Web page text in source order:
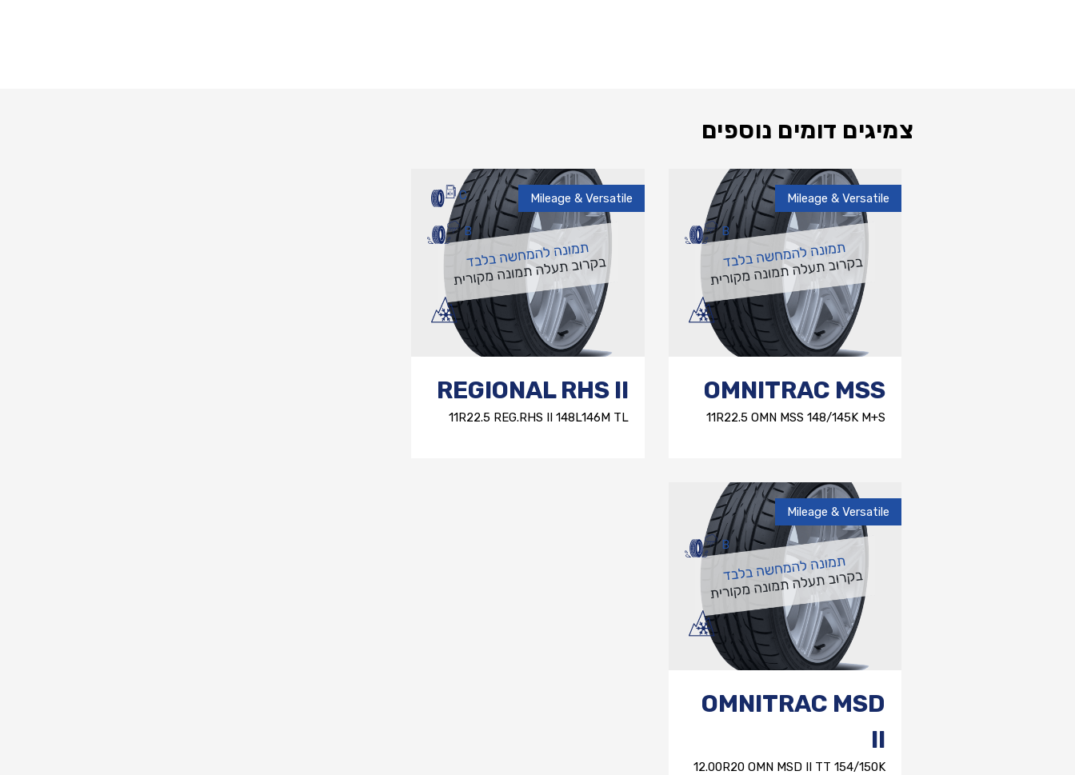
צמיגים דומים נוספים
Mileage & Versatile
B
OMNITRAC MSS
11R22.5 OMN MSS 148/145K M+S
Mileage & Versatile
C
B
REGIONAL RHS II
11R22.5 REG.RHS II 148L146M TL
Mileage & Versatile
B
OMNITRAC MSD
II
12.00R20 OMN MSD II TT 154/150K